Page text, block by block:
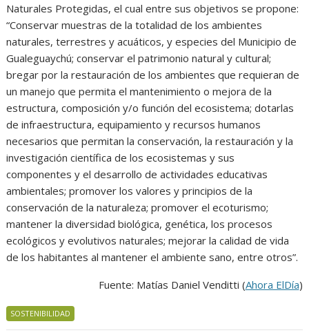
Naturales Protegidas, el cual entre sus objetivos se propone:
“Conservar muestras de la totalidad de los ambientes
naturales, terrestres y acuáticos, y especies del Municipio de
Gualeguaychú; conservar el patrimonio natural y cultural;
bregar por la restauración de los ambientes que requieran de
un manejo que permita el mantenimiento o mejora de la
estructura, composición y/o función del ecosistema; dotarlas
de infraestructura, equipamiento y recursos humanos
necesarios que permitan la conservación, la restauración y la
investigación científica de los ecosistemas y sus
componentes y el desarrollo de actividades educativas
ambientales; promover los valores y principios de la
conservación de la naturaleza; promover el ecoturismo;
mantener la diversidad biológica, genética, los procesos
ecológicos y evolutivos naturales; mejorar la calidad de vida
de los habitantes al mantener el ambiente sano, entre otros”.
Fuente: Matías Daniel Venditti (Ahora ElDía)
SOSTENIBILIDAD